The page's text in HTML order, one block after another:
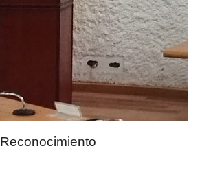
Reconocimiento